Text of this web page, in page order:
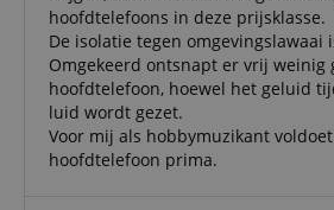
hoofdtelefoons in deze prijsklasse.
De isolatie tegen omgevingslawaai
Omgekeerd ontsnapt er vrij weinig
hoofdtelefoon, hoewel het geluid
luid wordt gezet.
Voor mij als hobbymuzikant
hoofdtelefoon prima.
strikt noodzakelijke cookies kan de
correct worden gebruikt.
Naam
Aanbieder
Domein
CookieScriptConsent
.kirstein.nl